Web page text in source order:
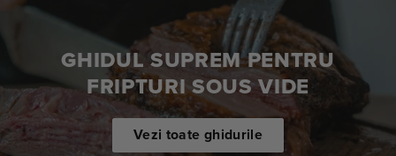
GHIDUL SUPREM PENTRU
FRIPTURI SOUS VIDE
Vezi toate ghidurile